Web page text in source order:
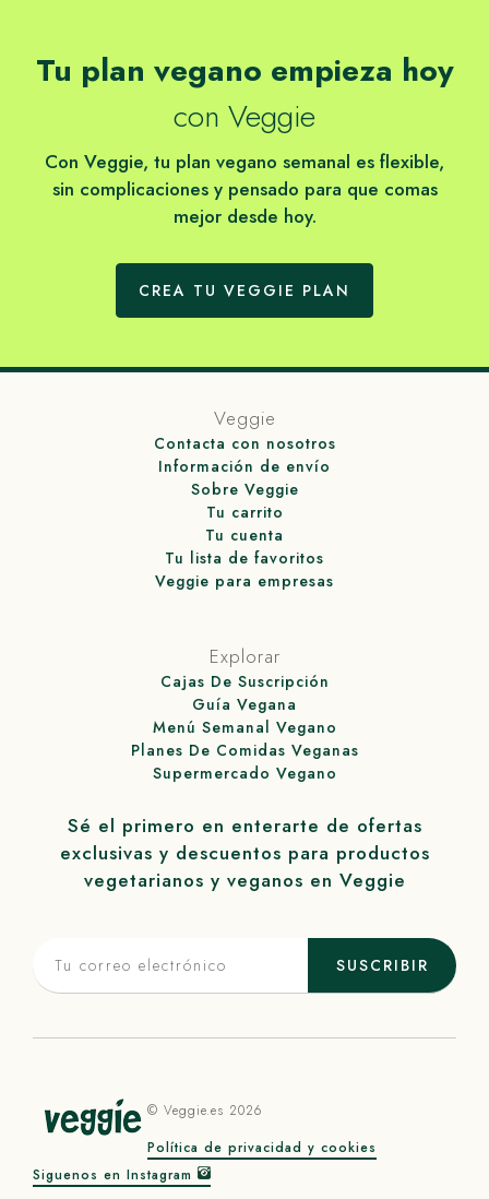
Tu plan vegano empieza hoy
con Veggie
Con Veggie, tu plan vegano semanal es flexible,
sin complicaciones y pensado para que comas
mejor desde hoy.
CREA TU VEGGIE PLAN
Veggie
Contacta con nosotros
Información de envío
Sobre Veggie
Tu carrito
Tu cuenta
Tu lista de favoritos
Veggie para empresas
Explorar
Cajas De Suscripción
Guía Vegana
Menú Semanal Vegano
Planes De Comidas Veganas
Supermercado Vegano
Sé el primero en enterarte de ofertas
exclusivas y descuentos para productos
vegetarianos y veganos en Veggie
SUSCRIBIR
© Veggie.es 2026
Política de privacidad y cookies
Siguenos en Instagram